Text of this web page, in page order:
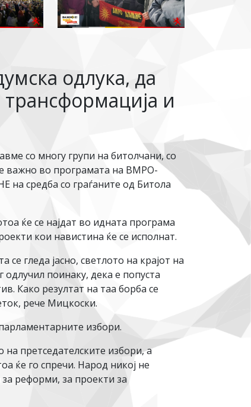
одлука, да
и
со многу групи на битолчани, со
важно во програмата на ВМРО-
средба со граѓаните од Битола
ќе се најдат во идната програма
кои навистина ќе се исполнат.
гледа јасно, светлото на крајот на
поинаку, дека е попуста
Како резултат на таа борба се
рече Мицкоски.
избори.
претседателските избори, а
ќе го спречи. Народ никој не
реформи, за проекти за